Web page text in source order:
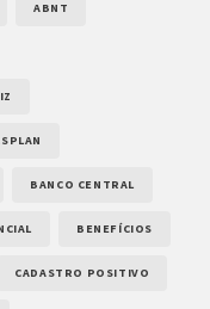
ABNT
BANCO CENTRAL
BENEFÍCIOS
CADASTRO POSITIVO